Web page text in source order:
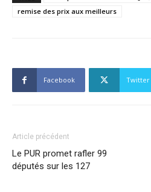
remise des prix aux meilleurs
Facebook Twitter
Article précédent
Le PUR promet rafler 99
députés sur les 127